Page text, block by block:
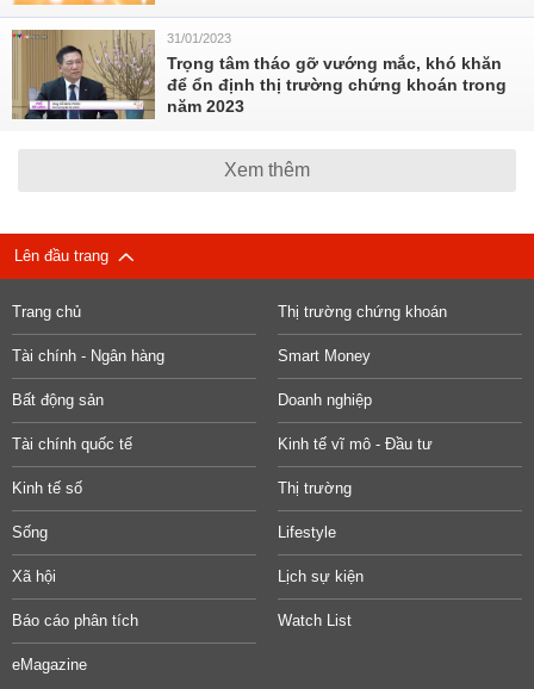
31/01/2023
Trọng tâm tháo gỡ vướng mắc, khó khăn
để ổn định thị trường chứng khoán trong
năm 2023
Xem thêm
Lên đầu trang
Trang chủ Thị trường chứng khoán
Tài chính - Ngân hàng Smart Money
Bất động sản Doanh nghiệp
Tài chính quốc tế Kinh tế vĩ mô - Đầu tư
Kinh tế số Thị trường
Sống Lifestyle
Xã hội Lịch sự kiện
Báo cáo phân tích Watch List
eMagazine